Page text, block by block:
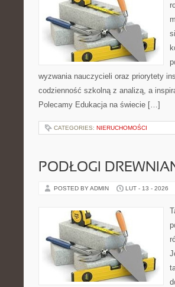
wyzwania nauczycieli oraz priorytety
codzienność szkolną z analizą, a
Polecamy Edukacja na świecie […]
CATEGORIES: NIERUCHOMOŚCI
PODŁOGI
POSTED BY ADMIN LUT - 13 - 2026